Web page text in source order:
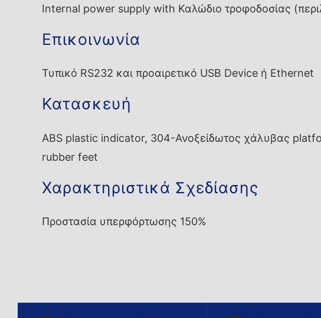
Internal power supply with Καλώδιο τροφοδοσίας
Επικοινωνία
Τυπικό RS232 και προαιρετικό USB Device ή Ethernet
Κατασκευή
ABS plastic indicator, 304-Ανοξείδωτος χάλυβας
rubber feet
Χαρακτηριστικά Σχεδίασης
Προστασία υπερφόρτωσης 150%